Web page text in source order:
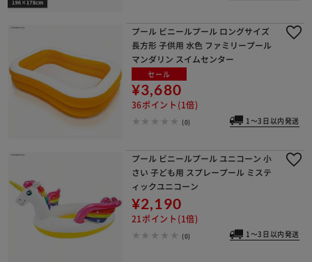
プール ビニールプール ロングサイズ
長方形 子供用 水色 ファミリープール
マンダリン スイムセンター
セール
¥3,680
36ポイント(1倍)
(0) 1～3日以内発送
プール ビニールプール ユニコーン 小
さい 子ども用 スプレープール ミステ
ィックユニコーン
¥2,190
21ポイント(1倍)
(0) 1～3日以内発送